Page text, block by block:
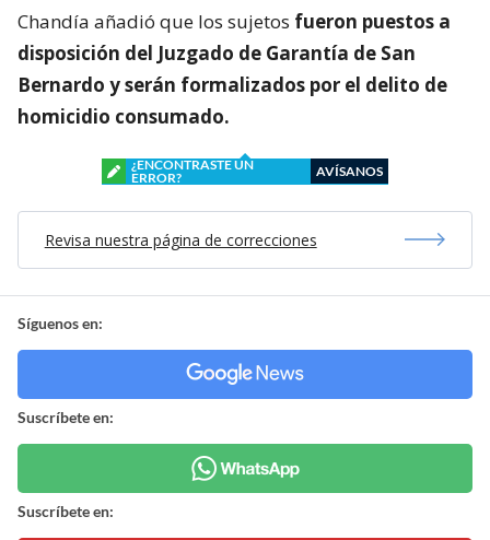
Chandía añadió que los sujetos fueron puestos a
disposición del Juzgado de Garantía de San
Bernardo y serán formalizados por el delito de
homicidio consumado.
¿ENCONTRASTE UN
ERROR?
AVÍSANOS
Revisa nuestra página de correcciones
Síguenos en:
Suscríbete en:
Suscríbete en: